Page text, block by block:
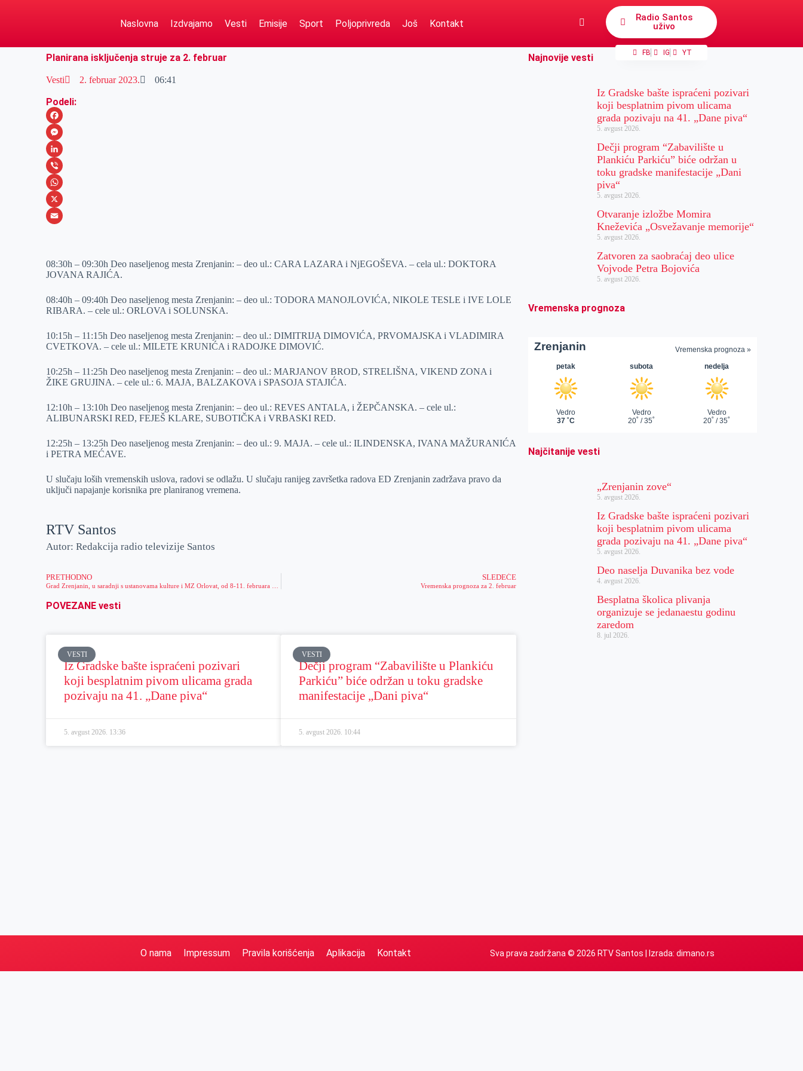
Naslovna Izdvajamo Vesti Emisije Sport Poljoprivreda Još Kontakt
Radio Santos
uživo
FB IG YT
Planirana isključenja struje za 2. februar
Vesti 2. februar 2023. 06:41
Podeli:
F
a
c
e
b
o
M
e
s
s
e
e
L
i
n
k
I
V
i
b
W
h
s
p
p
X
a
l
08:30h – 09:30h Deo naseljenog mesta Zrenjanin: – deo ul.: CARA LAZARA i NjEGOŠEVA. – cela ul.: DOKTORA
JOVANA RAJIĆA.
08:40h – 09:40h Deo naseljenog mesta Zrenjanin: – deo ul.: TODORA MANOJLOVIĆA, NIKOLE TESLE i IVE LOLE
RIBARA. – cele ul.: ORLOVA i SOLUNSKA.
10:15h – 11:15h Deo naseljenog mesta Zrenjanin: – deo ul.: DIMITRIJA DIMOVIĆA, PRVOMAJSKA i VLADIMIRA
CVETKOVA. – cele ul.: MILETE KRUNIĆA i RADOJKE DIMOVIĆ.
10:25h – 11:25h Deo naseljenog mesta Zrenjanin: – deo ul.: MARJANOV BROD, STRELIŠNA, VIKEND ZONA i
ŽIKE GRUJINA. – cele ul.: 6. MAJA, BALZAKOVA i SPASOJA STAJIĆA.
12:10h – 13:10h Deo naseljenog mesta Zrenjanin: – deo ul.: REVES ANTALA, i ŽEPČANSKA. – cele ul.:
ALIBUNARSKI RED, FEJEŠ KLARE, SUBOTIČKA i VRBASKI RED.
12:25h – 13:25h Deo naseljenog mesta Zrenjanin: – deo ul.: 9. MAJA. – cele ul.: ILINDENSKA, IVANA MAŽURANIĆA
i PETRA MEĆAVE.
U slučaju loših vremenskih uslova, radovi se odlažu. U slučaju ranijeg završetka radova ED Zrenjanin zadržava pravo da
uključi napajanje korisnika pre planiranog vremena.
RTV Santos
Autor: Redakcija radio televizije Santos
PRETHODNO SLEDEĆE
Vremenska prognoza za 2. februar
POVEZANE vesti
VESTI
Iz Gradske bašte ispraćeni pozivari
koji besplatnim pivom ulicama grada
pozivaju na 41. „Dane piva“
5. avgust 2026. 13:36
VESTI
Dečji program “Zabavilište u Plankiću
Parkiću” biće održan u toku gradske
manifestacije „Dani piva“
5. avgust 2026. 10:44
Najnovije vesti
Iz Gradske bašte ispraćeni pozivari
koji besplatnim pivom ulicama
grada pozivaju na 41. „Dane piva“
5. avgust 2026.
Dečji program “Zabavilište u
Plankiću Parkiću” biće održan u
toku gradske manifestacije „Dani
piva“
5. avgust 2026.
Otvaranje izložbe Momira
Kneževića „Osvežavanje memorije“
5. avgust 2026.
Zatvoren za saobraćaj deo ulice
Vojvode Petra Bojovića
5. avgust 2026.
Vremenska prognoza
Najčitanije vesti
„Zrenjanin zove“
5. avgust 2026.
Iz Gradske bašte ispraćeni pozivari
koji besplatnim pivom ulicama
grada pozivaju na 41. „Dane piva“
5. avgust 2026.
Deo naselja Duvanika bez vode
4. avgust 2026.
Besplatna školica plivanja
organizuje se jedanaestu godinu
zaredom
8. jul 2026.
O nama Impressum Pravila korišćenja Aplikacija Kontakt Sva prava zadržana © 2026 RTV Santos | Izrada: dimano.rs